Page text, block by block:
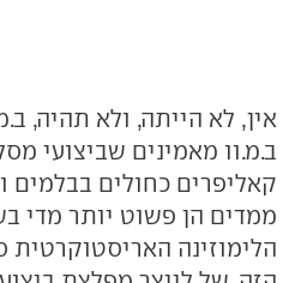
ב.מ.וו מאמינים שביצועי
קאליפרים כחולים בבלמים
ממדים הן פשוט יותר מדי